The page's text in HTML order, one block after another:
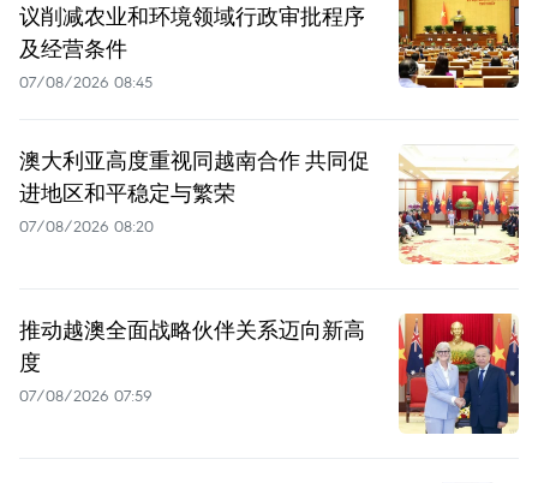
议削减农业和环境领域行政审批程序
及经营条件
07/08/2026 08:45
澳大利亚高度重视同越南合作 共同促
进地区和平稳定与繁荣
07/08/2026 08:20
推动越澳全面战略伙伴关系迈向新高
度
07/08/2026 07:59